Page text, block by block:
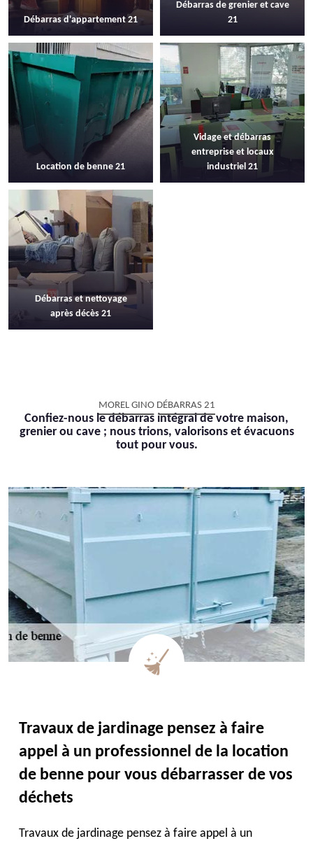
Débarras d'appartement 21
Débarras de grenier et cave
21
Location de benne 21
Vidage et débarras
entreprise et locaux
industriel 21
Débarras et nettoyage
après décès 21
MOREL GINO DÉBARRAS 21
Confiez-nous le débarras intégral de votre maison,
grenier ou cave ; nous trions, valorisons et évacuons
tout pour vous.
Travaux de jardinage pensez à faire
appel à un professionnel de la location
de benne pour vous débarrasser de vos
déchets
Travaux de jardinage pensez à faire appel à un